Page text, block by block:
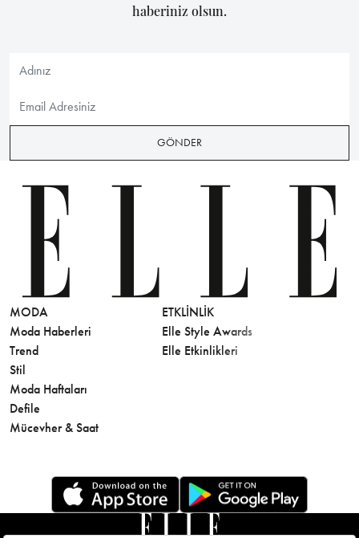
haberiniz olsun.
GÖNDER
MODA
Moda Haberleri
Trend
Stil
Moda Haftaları
Defile
Mücevher & Saat
ETKLINLIK
Elle Style Awards
Elle Etkinlikleri